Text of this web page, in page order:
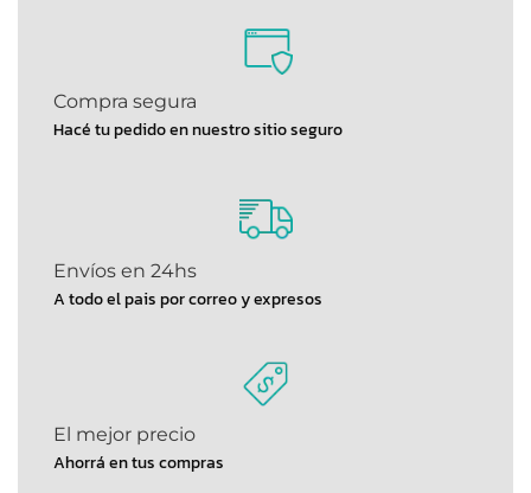
Compra segura
Hacé tu pedido en nuestro sitio seguro
Envíos en 24hs
A todo el pais por correo y expresos
El mejor precio
Ahorrá en tus compras